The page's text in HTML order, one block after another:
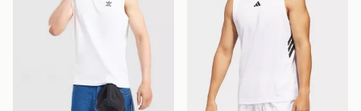
possibile l’opzione “consegna in negozio” o “consegna
in negozio lo stesso giorno”. Per rintracciare il tuo
ordine visita
https://www.jdsports.it/track-my-order/